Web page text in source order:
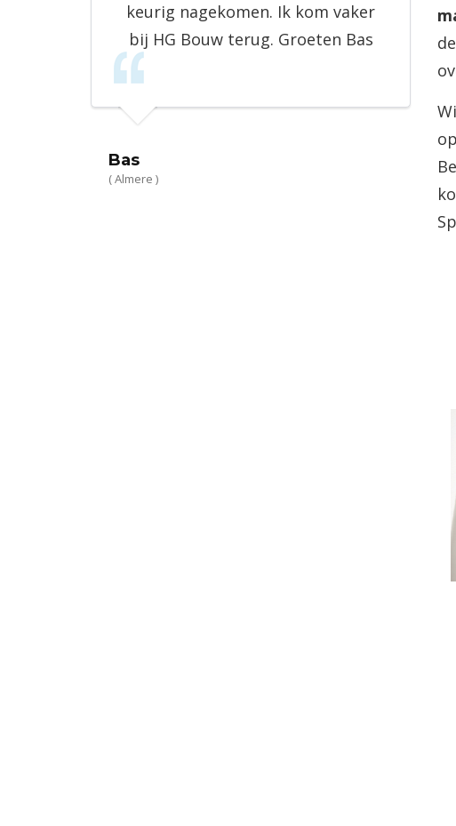
keurig nagekomen. Ik kom vaker
bij HG Bouw terug. Groeten Bas
Bas
( Almere )